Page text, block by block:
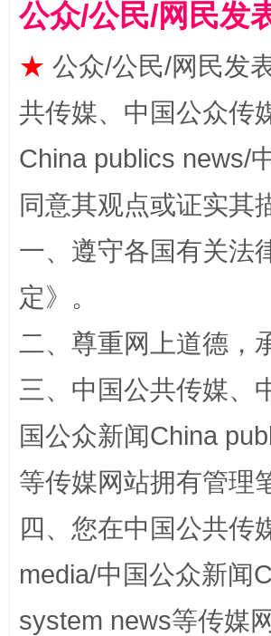
全民健身五年计划来了！等你上场
阿坝州三大球赛在茂县开幕
公众/公民/网民发
★ 公众/公民/网民发
共传媒、中国公众传
China publics news/
同意其观点或证实其
一、遵守各国有关法
定》。
二、尊重网上道德，
三、中国公共传媒、
国公众新闻China
等传媒网站拥有管理
四、您在中国公共传
media/中国公众新闻
system news等传媒